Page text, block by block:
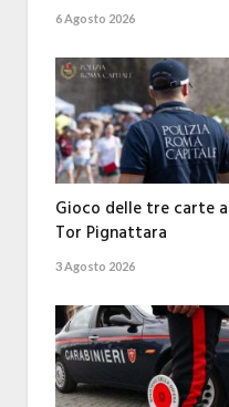
6 Agosto 2026
Gioco delle tre carte a
Tor Pignattara
3 Agosto 2026